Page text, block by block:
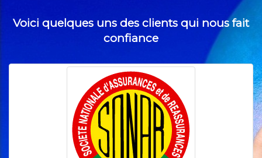
Voici quelques uns des clients qui nous fait
confiance